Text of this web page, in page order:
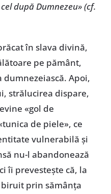
după Dumnezeu» (cf.
în slava divină,
pe pământ,
Apoi,
strălucirea dispare,
«gol de
de piele», ce
vulnerabilă și
nu-l abandonează
îi prevestește că, la
prin sămânța